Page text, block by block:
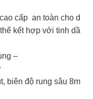
cấp an toàn cho d
kết hợp với tinh dầ
–
biên độ rung sâu 8m